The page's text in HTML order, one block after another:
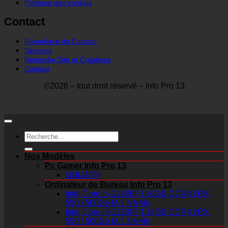
Politique des cookies
Contact
Formulaire de Contact
Services
Retouche Site et Créations
Contact
©2026 – tout droit réservé – Info Pro 13
Recherche
pour :
Nos Modèles
Pc Gamer Info Pro 13
GOLIATH
Ordinateur de Bureau Info Pro 13
Intel Core i5-12400F | 16GB DDR4 | RX
550 | 500Go M.2 NVMe
Intel Core I3-12100F | 16GB DDR4 | RX
550 | 500Go M.2 NVMe